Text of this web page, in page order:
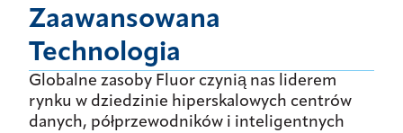
Zaawansowana
Technologia
Globalne zasoby Fluor czynią nas liderem
rynku w dziedzinie hiperskalowych centrów
danych, półprzewodników i inteligentnych